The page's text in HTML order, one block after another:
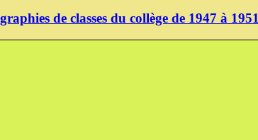
de classes du collège de 1947 à 1951